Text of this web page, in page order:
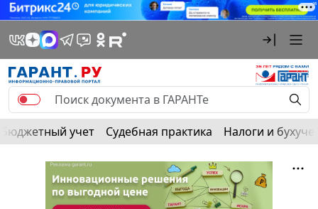
Бюджетный учет Судебная практика Налоги и